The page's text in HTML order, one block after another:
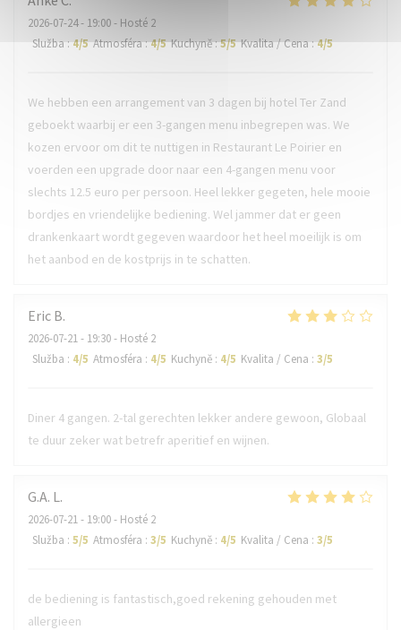
2026-07-24- 19:00 - Hosté 2
Služba: 4/5 Atmosféra:4/5 Kuchyně:5/5 Kvalita / Cena:4/5
We hebben een arrangement van 3 dagen bij hotel Ter Zand
geboekt waarbij er een 3-gangen menu inbegrepen was. We
kozen ervoor om dit te nuttigen in Restaurant Le Poirier en
voerden een upgrade door naar een 4-gangen menu voor
slechts 12.5 euro per persoon. Heel lekker gegeten, hele mooie
bordjes en vriendelijke bediening. Wel jammer dat er geen
drankenkaart wordt gegeven waardoor het heel moeilijk is om
het aanbod en de kostprijs in te schatten.
Eric B
2026-07-21- 19:30 - Hosté 2
Služba : 4/5 Atmosféra : 4/5 Kuchyně : 4/5 Kvalita / Cena : 3/5
Diner 4 gangen. 2-tal gerechten lekker andere gewoon, Globaal
te duur zeker wat betrefr aperitief en wijnen.
G.A. L
2026-07-21- 19:00 - Hosté 2
Služba : 5/5 Atmosféra : 3/5 Kuchyně : 4/5 Kvalita / Cena : 3/5
de bediening is fantastisch,goed rekening gehouden met
allergieen